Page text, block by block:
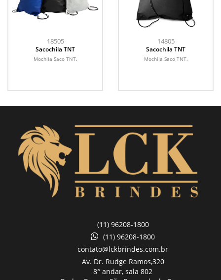
18505
Sacochila TNT
Mochila Saco TNT.
14805
Sacochila TNT
Mochila Saco TNT.
(11) 96208-1800
(11) 96208-1800
contato@lckbrindes.com.br
Av. Dr. Rudge Ramos,320
8° andar, sala 802